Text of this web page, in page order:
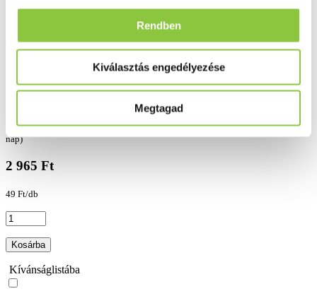
Rendben
Kiválasztás engedélyezése
Megtagad
Nyújtott hatású C-vitamin 500 mg + Cink 10 mg az immunrendszer normál
Gyártó:
Nyilv. szám:
26837/2021
Rendelhető Hasonló termékeket keresek
(Szállítási, átvételi idő: legfeljebb 3
nap)
2 965 Ft
49 Ft/db
Kosárba
Kívánságlistába